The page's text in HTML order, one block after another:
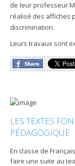
de leur professeur
réalisé des affiches
discrimination.
Leurs travaux sont
LES TEXTES
PÉDAGOGIQUE
En classe de
faire une suite au